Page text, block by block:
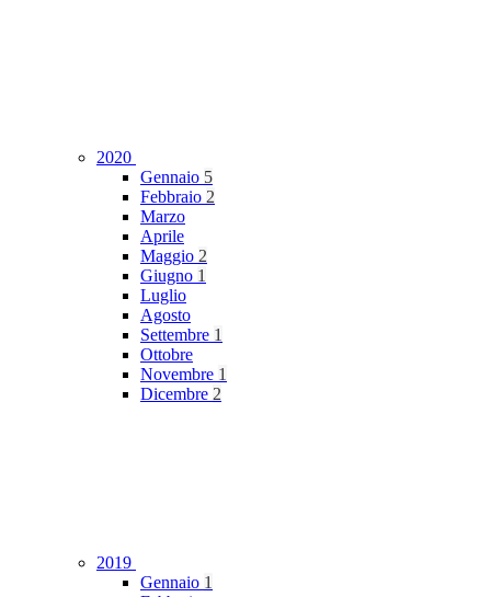
2020
Gennaio 5
Febbraio 2
Marzo
Aprile
Maggio 2
Giugno 1
Luglio
Agosto
Settembre 1
Ottobre
Novembre 1
Dicembre 2
2019
Gennaio 1